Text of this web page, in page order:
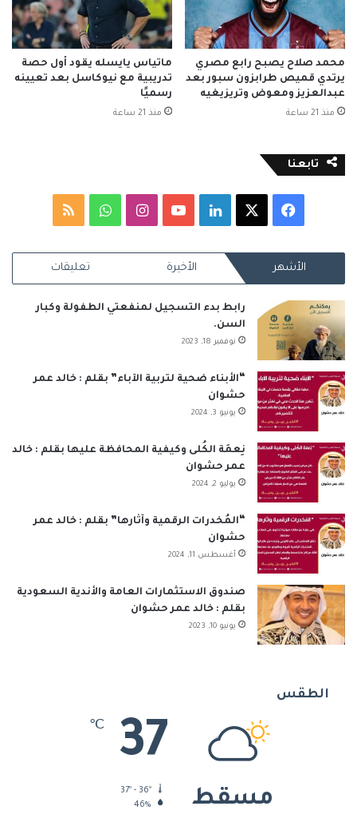
محمد صلاح يصبح رابع مصري
يرتدي قميص طرابزون سبور بعد
عبدالعزيز ومعوض وتريزيغيه
منذ 21 ساعة
ماتياس يايسله يقود أول حصة
تدريبية مع نيوكاسل بعد تعيينه
رسميًا
منذ 21 ساعة
تابعنا
فيسبوك لينكدإن‫YouTubeانستقرامواتسابملخص
RSS الأشهر الأخيرة تعليقات
رابط بدء التسجيل لمنفعتي الطفولة وكبار
السن.
نوفمبر 18, 2023
“الأبناء ضحية لتربية الآباء” بقلم : خالد عمر
حشوان
يونيو 3, 2024
نِعمَة الكُلى وكيفية المحافظة عليها بقلم : خالد
عمر حشوان
يوليو 2, 2024
“المُخدرات الرقمية وآثارها” بقلم : خالد عمر
حشوان
أغسطس 11, 2024
صندوق الاستثمارات العامة والأندية السعودية
بقلم : خالد عمر حشوان
يونيو 10, 2023
الطقس
مسقط
37
℃
46%